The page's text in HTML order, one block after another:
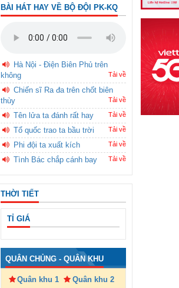
BÀI HÁT HAY VỀ BỘ ĐỘI PK-KQ
Hà Nội - Điện Biên Phủ trên
không
Tải về
Chiến sĩ Ra đa trên chốt biên
thùy
Tải về
Tên lửa ta đánh rất hay Tải về
Tổ quốc trao ta bầu trời Tải về
Phi đội ta xuất kích Tải về
Tình Bác chắp cánh bay Tải về
THỜI TIẾT
TỈ GIÁ
QUÂN CHỦNG - QUÂN KHU
Quân khu 1
Quân khu 2